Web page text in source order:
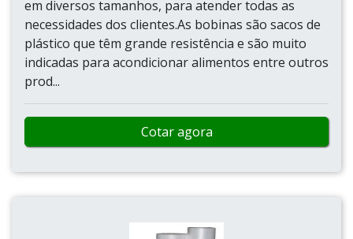
em diversos tamanhos, para atender todas as
necessidades dos clientes.As bobinas são sacos de
plástico que têm grande resistência e são muito
indicadas para acondicionar alimentos entre outros
prod...
Cotar agora